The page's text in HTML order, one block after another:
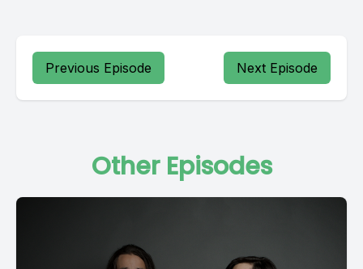
Previous Episode Next Episode
Other Episodes